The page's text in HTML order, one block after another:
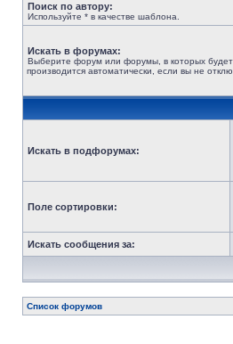
Поиск по автору:
Используйте * в качестве шаблона.
Искать в форумах:
Выберите форум или форумы, в которых
производится автоматически, если вы не
Искать в подфорумах:
Поле сортировки:
Искать сообщения за:
Список форумов